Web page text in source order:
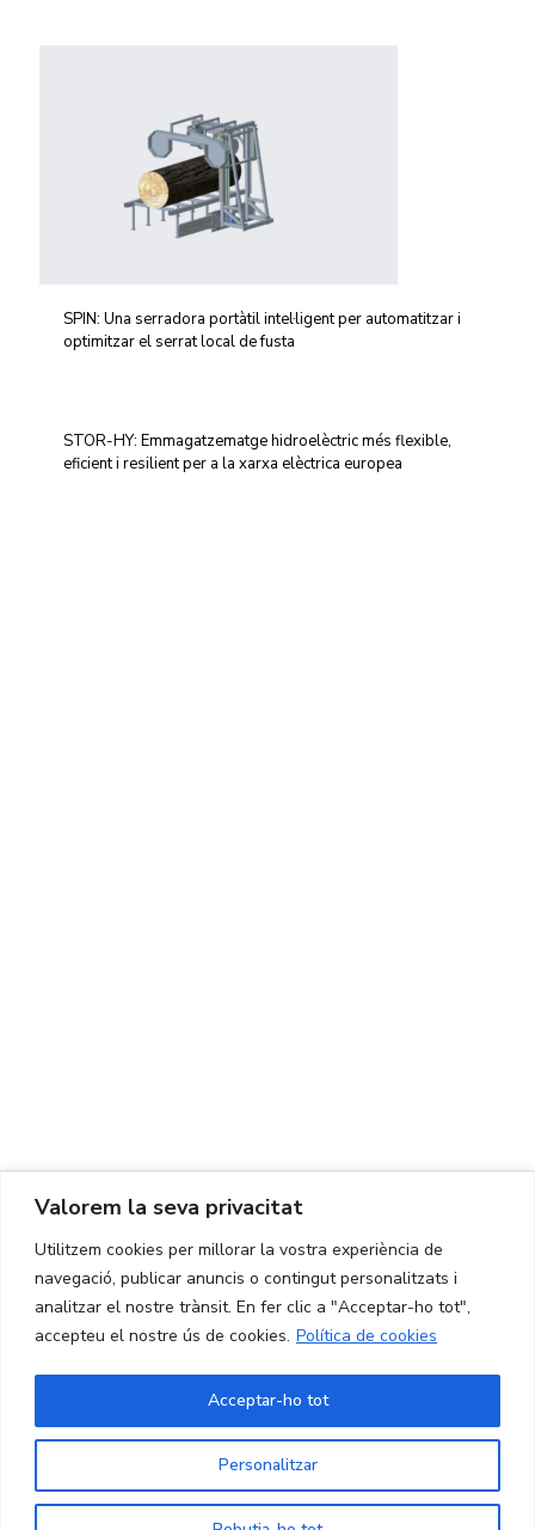
Valorem la seva privacitat
Utilitzem cookies per millorar la vostra experiència de
navegació, publicar anuncis o contingut personalitzats i
analitzar el nostre trànsit. En fer clic a "Acceptar-ho tot",
accepteu el nostre ús de cookies. Política de cookies
Personalitzar
Acceptar-ho tot
SPIN: Una serradora portàtil intel·ligent per automatitzar i
optimitzar el serrat local de fusta
STOR-HY: Emmagatzematge hidroelèctric més flexible,
eficient i resilient per a la xarxa elèctrica europea
Copyright ©2026CIT UPC. All rights reserved.